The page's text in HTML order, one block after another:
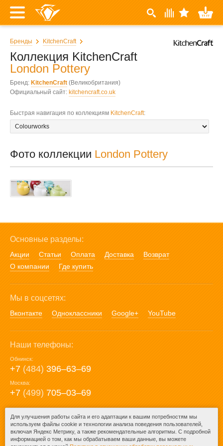
Бренды KitchenCraft
Коллекция KitchenCraft
London Pottery
Бренд: KitchenCraft (Великобритания)
Официальный сайт: kitchencraft.co.uk
Быстрая навигация по коллекциям KitchenCraft:
Фото коллекции London Pottery
Основные разделы:
Акции Статьи Оплата Доставка
Возврат
О компании
Где купить
Мы в соцсетях:
Вконтакте Одноклассники Google+ YouTube
Наши телефоны:
Обнинск:
+7 (484) 396‒63‒69
Москва:
+7 (499) 705‒03‒69
E-mail:
mail@posuda40.ru
Для улучшения работы сайта и его адаптации к вашим потребностям мы
используем файлы cookie и технологии анализа поведения пользователей,
включая Яндекс Метрику, а также рекомендательные алгоритмы. С подробной
информацией о том, как мы обрабатываем ваши данные, вы можете